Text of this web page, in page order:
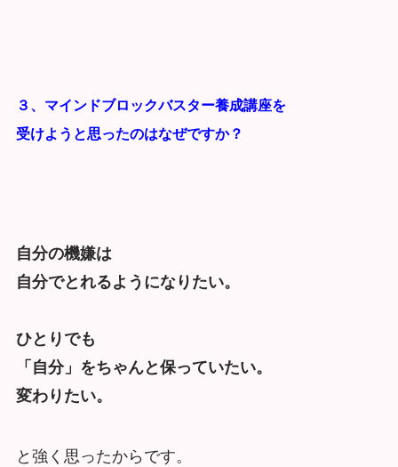
３、マインドブロックバスター養成講座を
受けようと思ったのはなぜですか？
自分の機嫌は
自分でとれるようになりたい。
ひとりでも
「自分」をちゃんと保っていたい。
変わりたい。
と強く思ったからです。